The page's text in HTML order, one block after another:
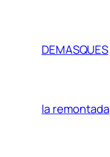
DEMASQUES
la remontada